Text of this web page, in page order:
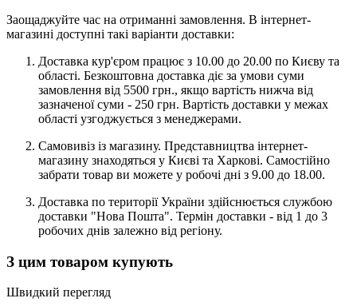
Заощаджуйте час на отриманні замовлення. В інтернет-
магазині доступні такі варіанти доставки:
Доставка кур'єром працює з 10.00 до 20.00 по Києву та
області. Безкоштовна доставка діє за умови суми
замовлення від 5500 грн., якщо вартість нижча від
зазначеної суми - 250 грн. Вартість доставки у межах
області узгоджується з менеджерами.
Самовивіз із магазину. Представництва інтернет-
магазину знаходяться у Києві та Харкові. Самостійно
забрати товар ви можете у робочі дні з 9.00 до 18.00.
Доставка по території України здійснюється службою
доставки "Нова Пошта". Термін доставки - від 1 до 3
робочих днів залежно від регіону.
З цим товаром купують
Швидкий перегляд